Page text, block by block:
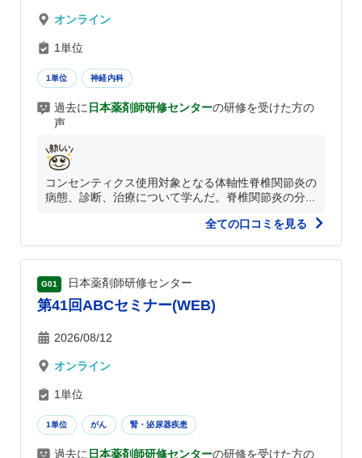
オンライン
1単位
1単位 神経内科
過去に 日本薬剤師研修センターの研修を受けた方の
声
コンセンティクス使用対象となる体軸性脊椎関節炎の
病態、診断、治療について学んだ。脊椎関節炎の分...
全ての口コミを見る
G01 日本薬剤師研修センター
第41回ABCセミナー(WEB)
2026/08/12
オンライン
1単位
1単位 がん 腎・泌尿器疾患
過去に 日本薬剤師研修センターの研修を受けた方の